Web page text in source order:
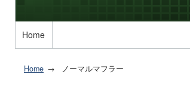
Home
Home ノーマルマフラー